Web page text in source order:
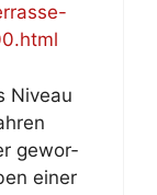
Ni­veau
ge­wor­
ei­ner